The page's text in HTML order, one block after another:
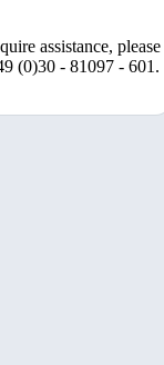
assistance, please
(0)30 - 81097 - 601.